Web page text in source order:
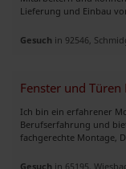
Lieferung und Einbau
Gesuch in 92546,
Fenster und
Ich bin ein erfahrener
Berufserfahrung und
fachgerechte Montage,
Gesuch in 65195,